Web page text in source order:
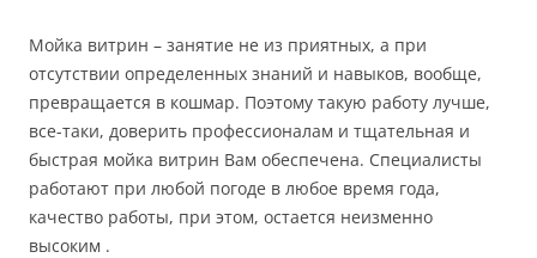
Мойка витрин – занятие не из приятных, а при
отсутствии определенных знаний и навыков, вообще,
превращается в кошмар. Поэтому такую работу лучше,
все-таки, доверить профессионалам и тщательная и
быстрая мойка витрин Вам обеспечена. Специалисты
работают при любой погоде в любое время года,
качество работы, при этом, остается неизменно
высоким .